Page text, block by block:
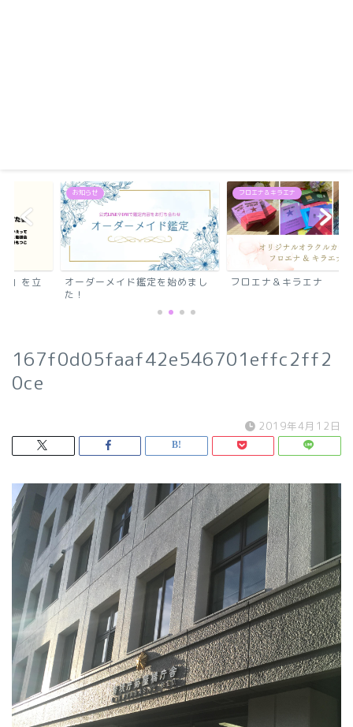
鑑定を始めまし
フロエナ＆キラエナ
フロエナ＆キラエナ
鶴峯もつこオリジ
167f0d05faaf42e546701effc2ff2
0ce
2019年4月12日